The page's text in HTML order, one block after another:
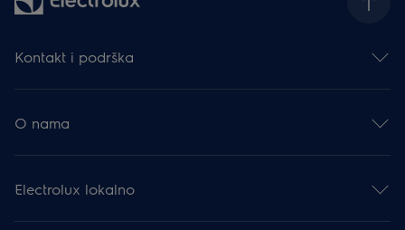
Kontakt i podrška
Newsletter
Facebook
Instagram
Podrška
Priručnici proizvoda
O nama
Karijera
Financijske informacije
Održivost
Electrolux lokalno